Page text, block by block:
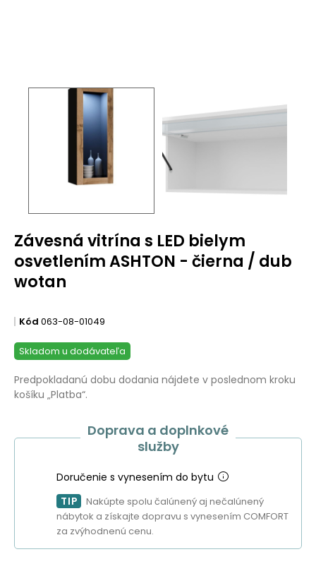
Závesná vitrína s LED bielym
osvetlením ASHTON - čierna / dub
wotan
Kód 063-08-01049
Skladom u dodávateľa
Predpokladanú dobu dodania nájdete v poslednom kroku
košíku „Platba“.
Doprava a doplnkové
služby
Doručenie s vynesením do bytu
TIP
Nakúpte spolu čalúnený aj nečalúnený
nábytok a získajte dopravu s vynesením COMFORT
za zvýhodnenú cenu.